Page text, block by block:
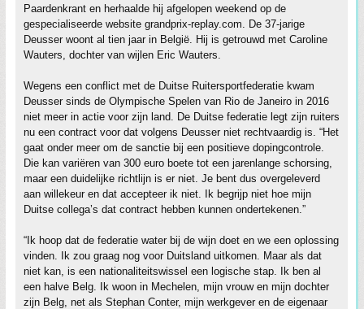
Paardenkrant en herhaalde hij afgelopen weekend op de
gespecialiseerde website grandprix-replay.com. De 37-jarige
Deusser woont al tien jaar in België. Hij is getrouwd met Caroline
Wauters, dochter van wijlen Eric Wauters.
Wegens een conflict met de Duitse Ruitersportfederatie kwam
Deusser sinds de Olympische Spelen van Rio de Janeiro in 2016
niet meer in actie voor zijn land. De Duitse federatie legt zijn ruiters
nu een contract voor dat volgens Deusser niet rechtvaardig is. “Het
gaat onder meer om de sanctie bij een positieve dopingcontrole.
Die kan variëren van 300 euro boete tot een jarenlange schorsing,
maar een duidelijke richtlijn is er niet. Je bent dus overgeleverd
aan willekeur en dat accepteer ik niet. Ik begrijp niet hoe mijn
Duitse collega’s dat contract hebben kunnen ondertekenen.”
“Ik hoop dat de federatie water bij de wijn doet en we een oplossing
vinden. Ik zou graag nog voor Duitsland uitkomen. Maar als dat
niet kan, is een nationaliteitswissel een logische stap. Ik ben al
een halve Belg. Ik woon in Mechelen, mijn vrouw en mijn dochter
zijn Belg, net als Stephan Conter, mijn werkgever en de eigenaar